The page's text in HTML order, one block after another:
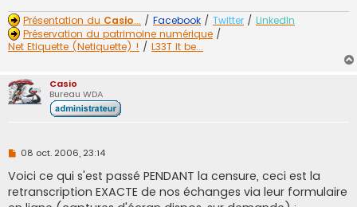
Présentation du Casio... / Facebook / Twitter / LinkedIn
Préservation du patrimoine numérique /
Net Etiquette (Netiquette) ! / L33T it be...
Casio
Bureau WDA
M
s
s
a
g
08 oct. 2006, 23:14
Voici ce qui s'est passé PENDANT la censure, ceci est la
retranscription EXACTE de nos échanges via leur formulaire